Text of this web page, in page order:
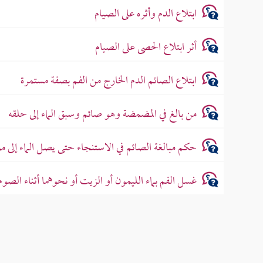
ابتلاع الدم وأثره على الصيام
أثر ابتلاع الحصى على الصيام
ابتلاع الصائم الدم الخارج من الفم بصفة مستمرة
من بالغ في المضمضة وهو صائم وسبق الماء إلى حلقه
حكم مبالغة الصائم في الاستنجاء حتى يصل الماء إلى
غسل الفم بماء الليمون أو الزيت أو نحوهما أثناء